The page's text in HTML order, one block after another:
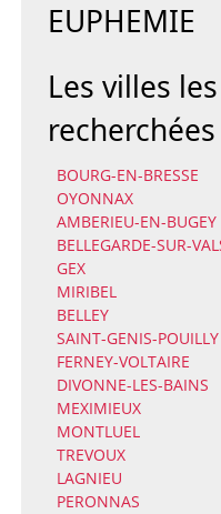
EUPHEMIE
Les villes
BOURG-EN-BRESSE
OYONNAX
AMBERIEU-EN-BUGEY
BELLEGARDE-SUR-
GEX
MIRIBEL
BELLEY
SAINT-GENIS-POUILLY
FERNEY-VOLTAIRE
DIVONNE-LES-BAINS
MEXIMIEUX
MONTLUEL
TREVOUX
LAGNIEU
PERONNAS